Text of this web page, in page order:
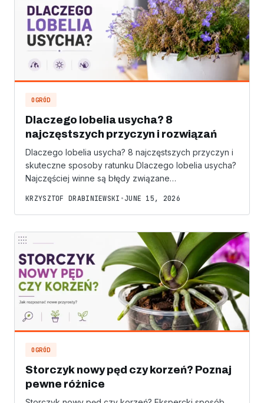
OGRÓD
Dlaczego lobelia usycha? 8
najczęstszych przyczyn i rozwiązań
Dlaczego lobelia usycha? 8 najczęstszych przyczyn i
skuteczne sposoby ratunku Dlaczego lobelia usycha?
Najczęściej winne są błędy związane…
KRZYSZTOF DRABINIEWSKI • JUNE 15, 2026
OGRÓD
Storczyk nowy pęd czy korzeń? Poznaj
pewne różnice